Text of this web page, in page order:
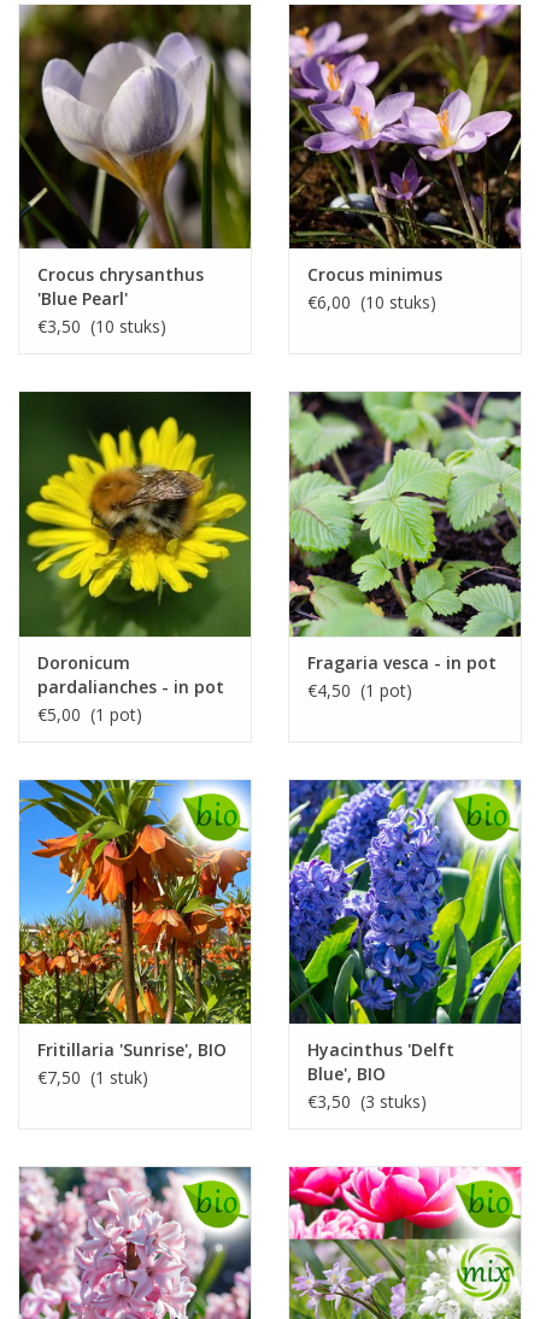
Crocus chrysanthus
'Blue Pearl'
€3,50 (10 stuks)
Crocus minimus
€6,00 (10 stuks)
Doronicum
pardalianches - in pot
€5,00 (1 pot)
Fragaria vesca - in pot
€4,50 (1 pot)
Fritillaria 'Sunrise', BIO
€7,50 (1 stuk)
Hyacinthus 'Delft
Blue', BIO
€3,50 (3 stuks)